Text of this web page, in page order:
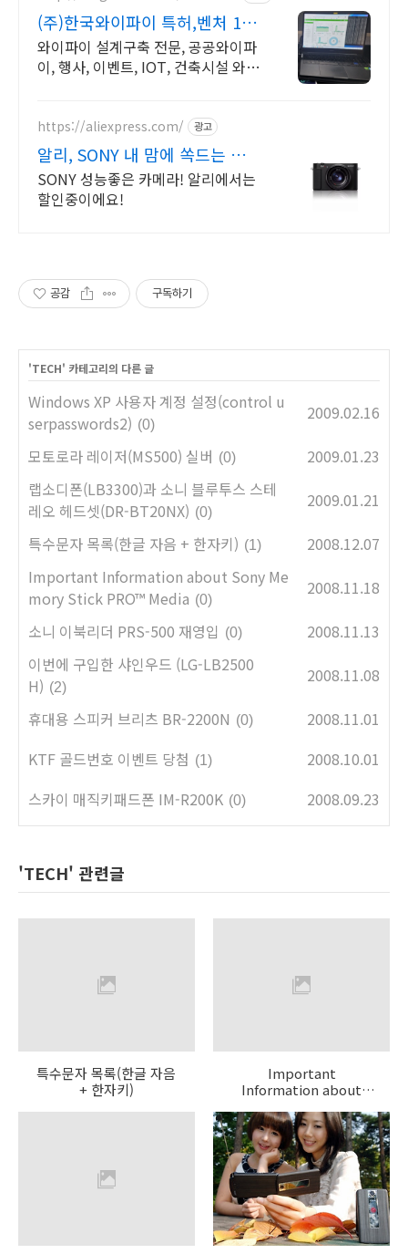
(주)한국와이파이 특허,벤처 1:1
맞춤 상담 및 견적
와이파이 설계구축 전문, 공공와이파
이, 행사, 이벤트, IOT, 건축시설 와이
https://aliexpress.com/ 광고
알리, SONY 내 맘에 쏙드는 오
늘의 특가
SONY 성능좋은 카메라! 알리에서는
할인중이에요!
공감 구독하기
'TECH' 카테고리의 다른 글
Windows XP 사용자 계정 설정(control u
serpasswords2) (0)
2009.02.16
모토로라 레이저(MS500) 실버 (0)
2009.01.23
랩소디폰(LB3300)과 소니 블루투스 스테
레오 헤드셋(DR-BT20NX) (0)
2009.01.21
특수문자 목록(한글 자음 + 한자키) (1)
2008.12.07
Important Information about Sony Me
mory Stick PRO™ Media (0)
2008.11.18
소니 이북리더 PRS-500 재영입 (0)
2008.11.13
이번에 구입한 샤인우드 (LG-LB2500
H) (2)
2008.11.08
휴대용 스피커 브리츠 BR-2200N (0)
2008.11.01
KTF 골드번호 이벤트 당첨 (1)
2008.10.01
스카이 매직키패드폰 IM-R200K (0) 2008.09.23
'TECH' 관련글
특수문자 목록(한글 자음
+ 한자키)
Important
Information about
PRO™ Media